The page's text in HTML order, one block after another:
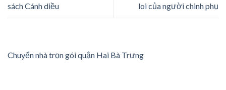
sách Cánh diều
loi của người chinh phụ
Chuyển nhà trọn gói quận Hai Bà Trưng